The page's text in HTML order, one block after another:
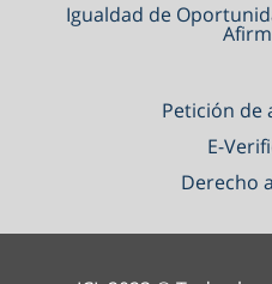
Igualdad de
Petición de
E-
Derecho